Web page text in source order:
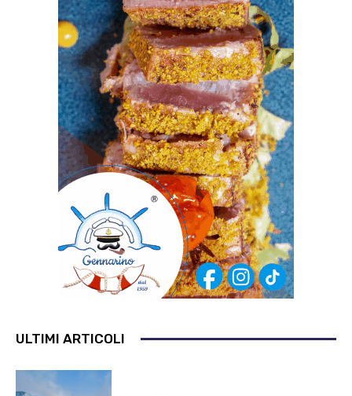
ULTIMI ARTICOLI